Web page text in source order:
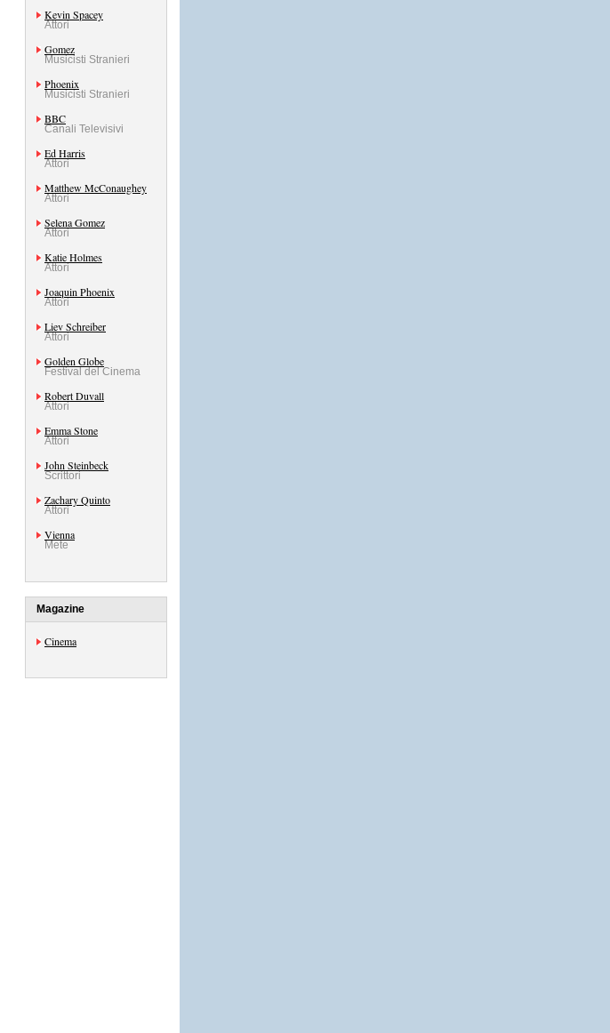
Kevin Spacey
Attori
Gomez
Musicisti Stranieri
Phoenix
Musicisti Stranieri
BBC
Canali Televisivi
Ed Harris
Attori
Matthew McConaughey
Attori
Selena Gomez
Attori
Katie Holmes
Attori
Joaquin Phoenix
Attori
Liev Schreiber
Attori
Golden Globe
Festival del Cinema
Robert Duvall
Attori
Emma Stone
Attori
John Steinbeck
Scrittori
Zachary Quinto
Attori
Vienna
Mete
Magazine
Cinema